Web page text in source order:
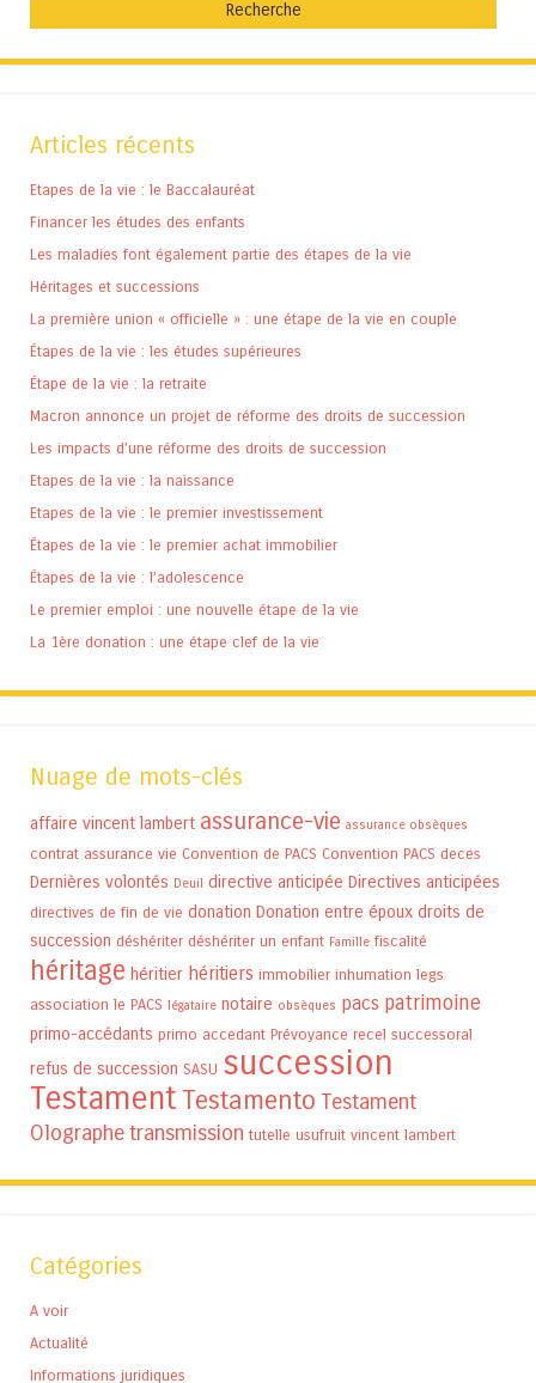
Articles récents
Etapes de la vie : le Baccalauréat
Financer les études des enfants
Les maladies font également partie des étapes de la vie
Héritages et successions
La première union « officielle » : une étape de la vie en couple
Étapes de la vie : les études supérieures
Étape de la vie : la retraite
Macron annonce un projet de réforme des droits de succession
Les impacts d’une réforme des droits de succession
Etapes de la vie : la naissance
Etapes de la vie : le premier investissement
Étapes de la vie : le premier achat immobilier
Étapes de la vie : l’adolescence
Le premier emploi : une nouvelle étape de la vie
La 1ère donation : une étape clef de la vie
Nuage de mots-clés
affaire vincent lambert assurance-vie assurance obsèques
contrat assurance vie Convention de PACS Convention PACS deces
Dernières volontés Deuil directive anticipée Directives anticipées
directives de fin de vie donation Donation entre époux droits de
succession déshériter déshériter un enfant Famille fiscalité
héritage héritier héritiers immobilier inhumation legs
association le PACS légataire notaire obsèques pacs patrimoine
primo-accédants primo accedant Prévoyance recel successoral
refus de succession SASU succession
Testament Testamento Testament
Olographetransmission tutelle usufruit vincent lambert
Catégories
A voir
Actualité
Informations juridiques